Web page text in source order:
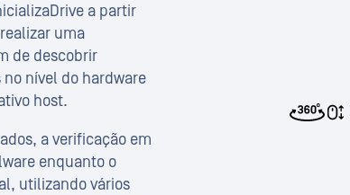
a partir
uma
de descobrir
nível do hardware
host.
a verificação em
enquanto o
utilizando vários